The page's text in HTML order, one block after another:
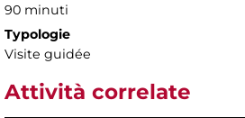
90 minuti
Typologie
Visite guidée
Attività correlate